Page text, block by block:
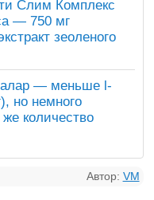
Слим Комплекс
— 750 мг
зеоленого
— меньше l-
но немного
количество
Автор: VM